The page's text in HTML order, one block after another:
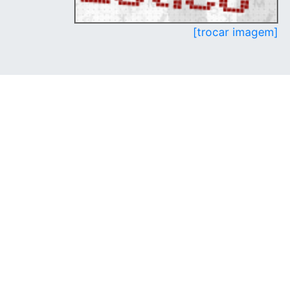
[trocar imagem]